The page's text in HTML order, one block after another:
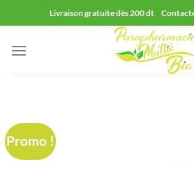
au
contenu
Livraison gratuite dès 200 dt
Promo !